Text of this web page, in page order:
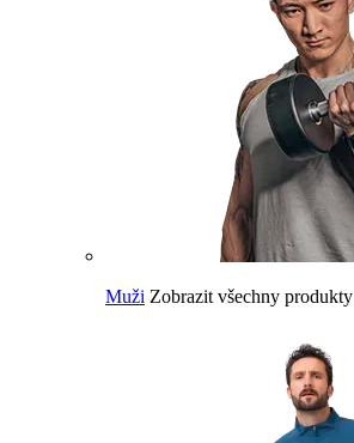
Muži Zobrazit všechny produkty